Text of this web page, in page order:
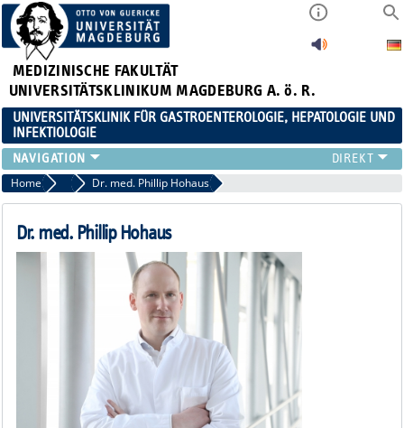
MEDIZINISCHE FAKULTÄT
UNIVERSITÄTSKLINIKUM MAGDEBURG A. ö. R.
UNIVERSITÄTSKLINIK FÜR GASTROENTEROLOGIE, HEPATOLOGIE UND
INFEKTIOLOGIE
TEAM
KLINIK
ZUWEISER
VERANSTALTUNGEN / NEWS
Home Assistenzärzt:innen
Dr. med. Phillip Hohaus
Dr. med. Phillip Hohaus